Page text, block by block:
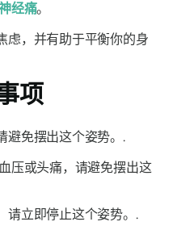
经痛。
虑，并有助于平衡你的身
项
避免摆出这个姿势。.
压或头痛，请避免摆出这
请立即停止这个姿势。.